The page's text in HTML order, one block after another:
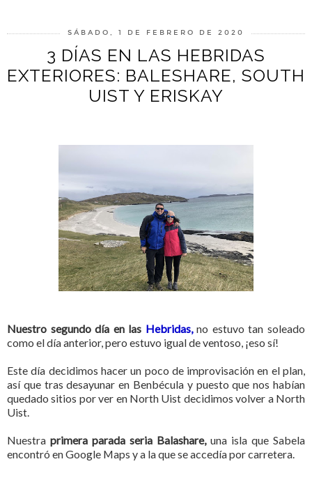
SÁBADO, 1 DE FEBRERO DE 2020
3 DÍAS EN LAS HEBRIDAS
EXTERIORES: BALESHARE, SOUTH
UIST Y ERISKAY
Nuestro segundo día en las Hebridas,no estuvo tan soleado
como el día anterior, pero estuvo igual de ventoso, ¡eso sí!
Este día decidimos hacer un poco de improvisación en el plan,
así que tras desayunar en Benbécula y puesto que nos habían
quedado sitios por ver en North Uist decidimos volver a North
Uist.
Nuestra primera parada seria Balashare, una isla que Sabela
encontró en Google Maps y a la que se accedía por carretera.